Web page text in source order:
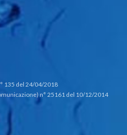
135 del 24/04/2018
n° 25161 del 10/12/2014